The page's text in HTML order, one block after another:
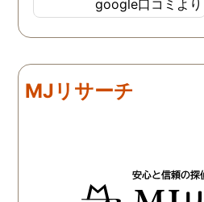
google口コミより
MJリサーチ